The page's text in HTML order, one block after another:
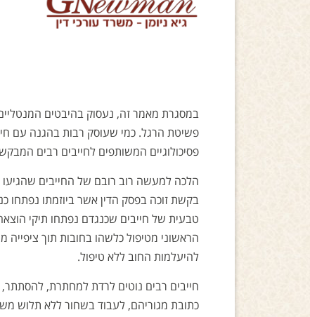
במסגרת מאמר זה, נעסוק בהיבטים
פשיטת הרגל. כמי שעוסק רבות בהגנה עם
פסיכולוגיים המשותפים לחייבים רבים
הלכה למעשה רוב רובם של החייבים
בקשת זוכה בפסק הדין אשר ביוזמתו נפתחו
טבעית של חייבים שכנגדם נפתחו תיקי
הראשוני מטיפול כלשהו בחובות תוך
להיעלמות החוב ללא טיפול.
חייבים רבים נוטים לרדת למחתרת,
כתובת מגוריהם, לעבוד בשחור ללא תלוש